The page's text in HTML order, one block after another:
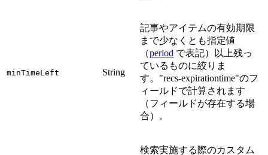
minTimeLeft String
記事やアイテムの有効期限
まで少なくとも指定値
（period で表記）以上残っ
ているものに絞りま
す。"recs-expirationtime"のフ
ィールドで計算されます
（フィールドが存在する場
合）。
検索実施する際のカスタム